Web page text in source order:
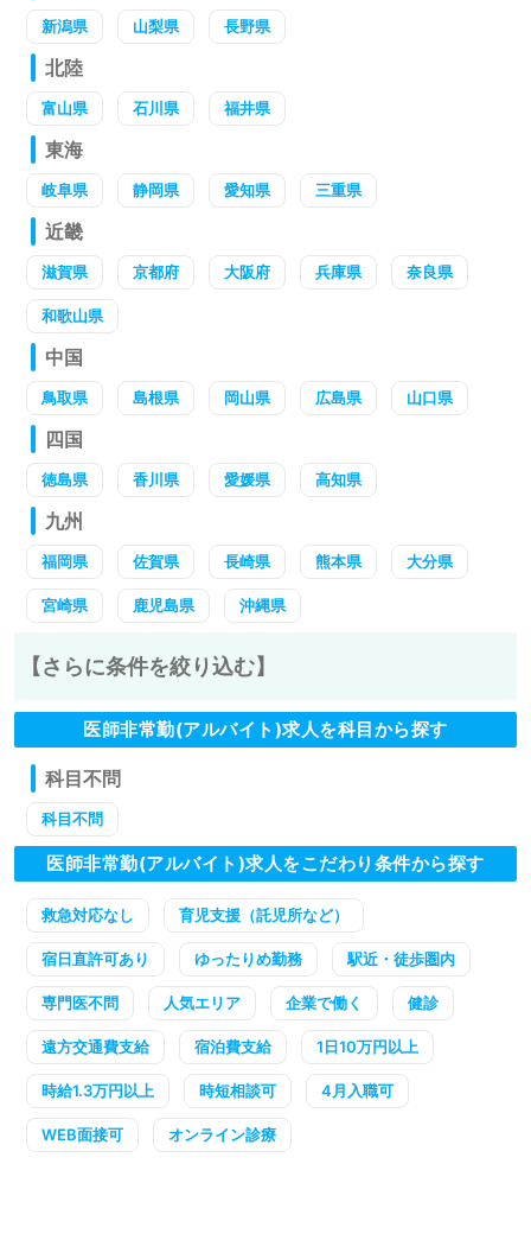
新潟県 山梨県 長野県
北陸
富山県 石川県 福井県
東海
岐阜県 静岡県 愛知県 三重県
近畿
滋賀県 京都府 大阪府 兵庫県 奈良県
和歌山県
中国
鳥取県 島根県 岡山県 広島県 山口県
四国
徳島県 香川県 愛媛県 高知県
九州
福岡県 佐賀県 長崎県 熊本県 大分県
宮崎県 鹿児島県 沖縄県
【さらに条件を絞り込む】
医師非常勤(アルバイト)求人を科目から探す
科目不問
科目不問
医師非常勤(アルバイト)求人をこだわり条件から探す
救急対応なし 育児支援（託児所など）
宿日直許可あり ゆったりめ勤務 駅近・徒歩圏内
専門医不問 人気エリア 企業で働く 健診
遠方交通費支給 宿泊費支給 1日10万円以上
時給1.3万円以上 時短相談可 4月入職可
WEB面接可 オンライン診療